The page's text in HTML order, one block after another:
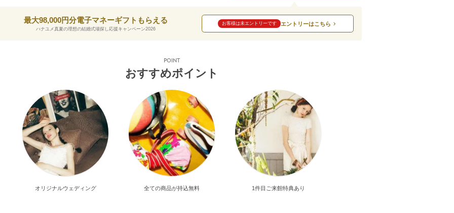
最大98,000円分電子マネーギフトもらえる
ハナユメ真夏の理想の結婚式場探し応援キャンペーン2026
お客様は未エントリーです エントリーはこちら
POINT
おすすめポイント
オリジナルウェディング 全ての商品が持込無料 1件目ご来館特典あり